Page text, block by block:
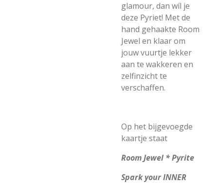
glamour, dan wíl je
deze Pyriet! Met de
hand gehaakte Room
Jewel en klaar om
jouw vuurtje lekker
aan te wakkeren en
zelfinzicht te
verschaffen.
Op het bijgevoegde
kaartje staat
Room Jewel * Pyrite
Spark your INNER